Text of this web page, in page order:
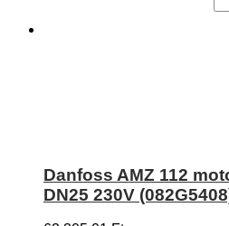
Danfoss AMZ 112
DN25 230V